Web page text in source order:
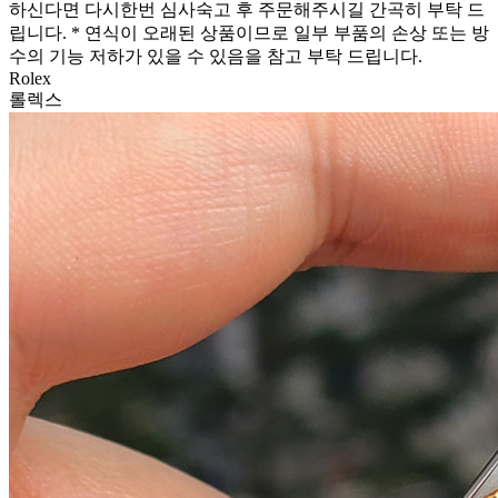
하신다면 다시한번 심사숙고 후 주문해주시길 간곡히 부탁 드
립니다. * 연식이 오래된 상품이므로 일부 부품의 손상 또는 방
수의 기능 저하가 있을 수 있음을 참고 부탁 드립니다.
Rolex
롤렉스